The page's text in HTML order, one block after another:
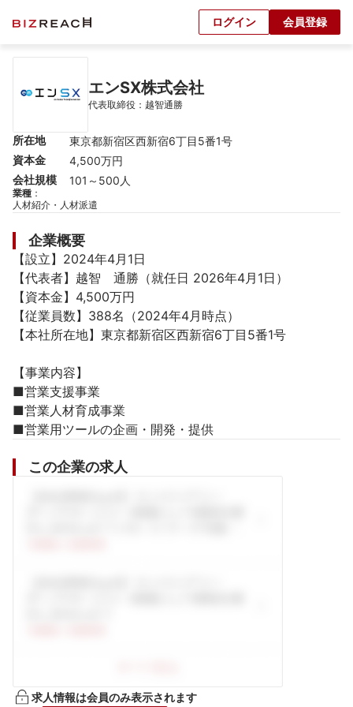
ログイン 会員登録
エンSX株式会社
代表取締役：越智通勝
所在地
東京都新宿区西新宿6丁目5番1号
資本金
4,500万円
会社規模
101～500人
業種 ：
人材紹介・人材派遣
企業概要
【設立】2024年4月1日
【代表者】越智　通勝（就任日 2026年4月1日）
【資本金】4,500万円
【従業員数】388名（2024年4月時点）
【本社所在地】東京都新宿区西新宿6丁目5番1号
【事業内容】
■営業支援事業
■営業人材育成事業
■営業用ツールの企画・開発・提供
この企業の求人
求人情報は会員のみ表示されます